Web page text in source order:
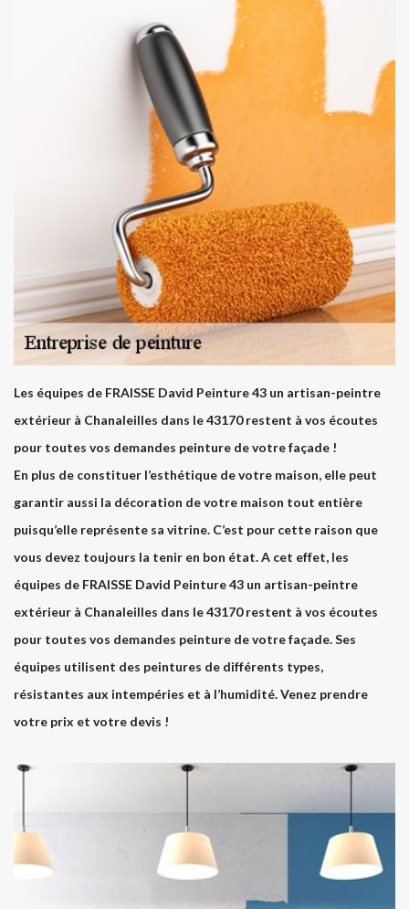
Les équipes de FRAISSE David Peinture 43 un artisan-peintre
extérieur à Chanaleilles dans le 43170 restent à vos écoutes
pour toutes vos demandes peinture de votre façade !
En plus de constituer l’esthétique de votre maison, elle peut
garantir aussi la décoration de votre maison tout entière
puisqu’elle représente sa vitrine. C’est pour cette raison que
vous devez toujours la tenir en bon état. A cet effet, les
équipes de FRAISSE David Peinture 43 un artisan-peintre
extérieur à Chanaleilles dans le 43170 restent à vos écoutes
pour toutes vos demandes peinture de votre façade. Ses
équipes utilisent des peintures de différents types,
résistantes aux intempéries et à l’humidité. Venez prendre
votre prix et votre devis !